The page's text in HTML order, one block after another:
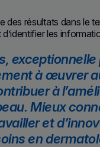
résultats dans le
les
à œuvrer
à
Mieux
et
en